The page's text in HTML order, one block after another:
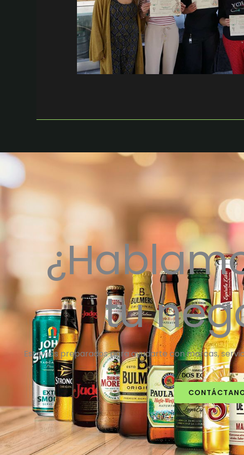
tu
Estamos preparados para ayudarte con marcas,